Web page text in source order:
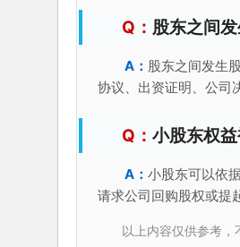
股东之间
股东之间发生
协议、出资证明、公司
小股东权
小股东可以依
请求公司回购股权或提
以上内容仅供参考